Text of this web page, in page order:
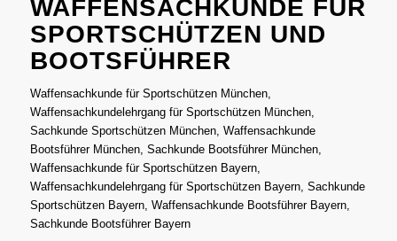
WAFFENSACHKUNDE FÜR
SPORTSCHÜTZEN UND
BOOTSFÜHRER
Waffensachkunde für Sportschützen München,
Waffensachkundelehrgang für Sportschützen München,
Sachkunde Sportschützen München, Waffensachkunde
Bootsführer München, Sachkunde Bootsführer München,
Waffensachkunde für Sportschützen Bayern,
Waffensachkundelehrgang für Sportschützen Bayern, Sachkunde
Sportschützen Bayern, Waffensachkunde Bootsführer Bayern,
Sachkunde Bootsführer Bayern